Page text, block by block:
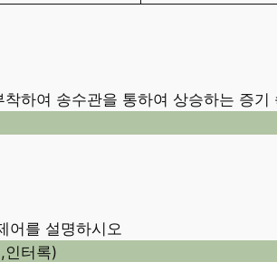
하여 송수관을 통하여 상승하는 증
어를 설명하시오
인터록)